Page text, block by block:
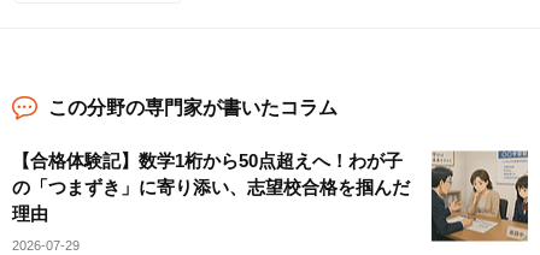
この分野の専門家が書いたコラム
【合格体験記】数学1桁から50点超えへ！わが子
の「つまずき」に寄り添い、志望校合格を掴んだ
理由
2026-07-29